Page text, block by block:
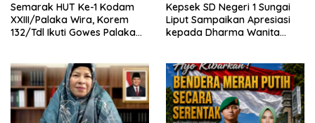
Semarak HUT Ke-1 Kodam
XXIII/Palaka Wira, Korem
132/Tdl Ikuti Gowes Palaka
Kepsek SD Negeri 1 Sungai
Liput Sampaikan Apresiasi
kepada Dharma Wanita
Sekolah